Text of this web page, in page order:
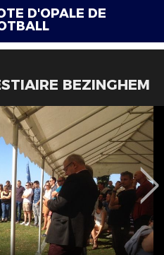
D'OPALE DE
BEZINGHEM